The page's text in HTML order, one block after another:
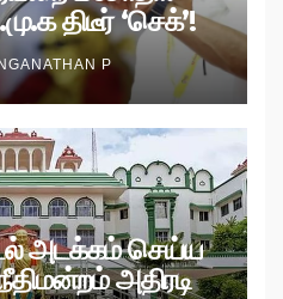
திடீர் ‘செக்’!
P
அடக்கம் செய்ய
அதிரடி